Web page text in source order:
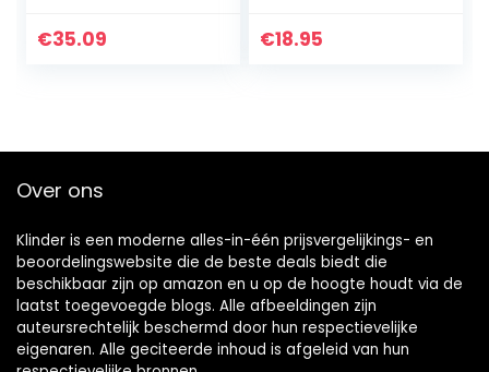
€35.09 €18.95
Over ons
Klinder is een moderne alles-in-één prijsvergelijkings- en
beoordelingswebsite die de beste deals biedt die
beschikbaar zijn op amazon en u op de hoogte houdt via de
laatst toegevoegde blogs. Alle afbeeldingen zijn
auteursrechtelijk beschermd door hun respectievelijke
eigenaren. Alle geciteerde inhoud is afgeleid van hun